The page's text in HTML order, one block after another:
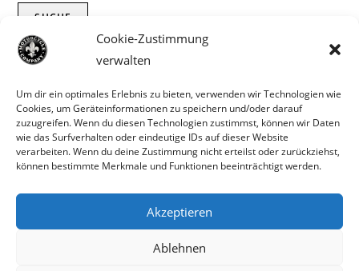
Cookie-Zustimmung
verwalten
Um dir ein optimales Erlebnis zu bieten, verwenden wir Technologien wie
Cookies, um Geräteinformationen zu speichern und/oder darauf
zuzugreifen. Wenn du diesen Technologien zustimmst, können wir Daten
wie das Surfverhalten oder eindeutige IDs auf dieser Website
verarbeiten. Wenn du deine Zustimmung nicht erteilst oder zurückziehst,
können bestimmte Merkmale und Funktionen beeinträchtigt werden.
Akzeptieren
Ablehnen
Parts für Harley Davidson, Indian und
SUCHE